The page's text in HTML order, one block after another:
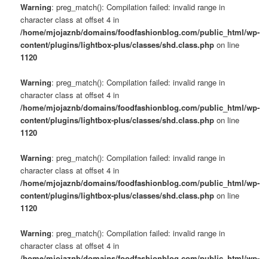
Warning: preg_match(): Compilation failed: invalid range in
character class at offset 4 in
/home/mjojaznb/domains/foodfashionblog.com/public_html/wp-
content/plugins/lightbox-plus/classes/shd.class.php on line
1120
Warning: preg_match(): Compilation failed: invalid range in
character class at offset 4 in
/home/mjojaznb/domains/foodfashionblog.com/public_html/wp-
content/plugins/lightbox-plus/classes/shd.class.php on line
1120
Warning: preg_match(): Compilation failed: invalid range in
character class at offset 4 in
/home/mjojaznb/domains/foodfashionblog.com/public_html/wp-
content/plugins/lightbox-plus/classes/shd.class.php on line
1120
Warning: preg_match(): Compilation failed: invalid range in
character class at offset 4 in